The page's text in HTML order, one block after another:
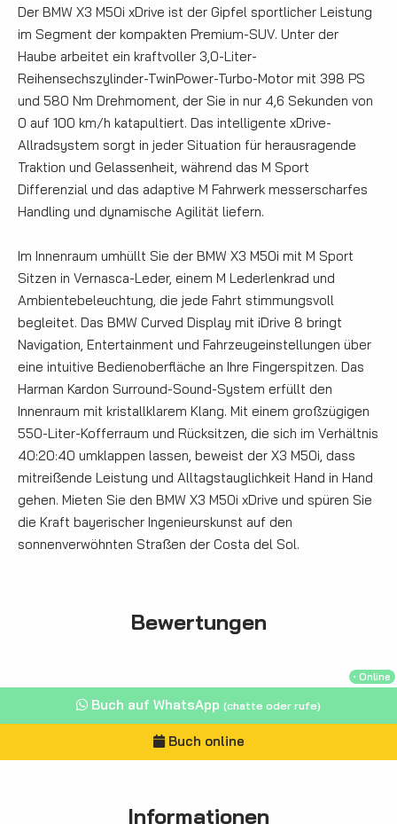
Der BMW X3 M50i xDrive ist der Gipfel sportlicher Leistung
im Segment der kompakten Premium-SUV. Unter der
Haube arbeitet ein kraftvoller 3,0-Liter-
Reihensechszylinder-TwinPower-Turbo-Motor mit 398 PS
und 580 Nm Drehmoment, der Sie in nur 4,6 Sekunden von
0 auf 100 km/h katapultiert. Das intelligente xDrive-
Allradsystem sorgt in jeder Situation für herausragende
Traktion und Gelassenheit, während das M Sport
Differenzial und das adaptive M Fahrwerk messerscharfes
Handling und dynamische Agilität liefern.
Im Innenraum umhüllt Sie der BMW X3 M50i mit M Sport
Sitzen in Vernasca-Leder, einem M Lederlenkrad und
Ambientebeleuchtung, die jede Fahrt stimmungsvoll
begleitet. Das BMW Curved Display mit iDrive 8 bringt
Navigation, Entertainment und Fahrzeugeinstellungen über
eine intuitive Bedienoberfläche an Ihre Fingerspitzen. Das
Harman Kardon Surround-Sound-System erfüllt den
Innenraum mit kristallklarem Klang. Mit einem großzügigen
550-Liter-Kofferraum und Rücksitzen, die sich im Verhältnis
40:20:40 umklappen lassen, beweist der X3 M50i, dass
mitreißende Leistung und Alltagstauglichkeit Hand in Hand
gehen. Mieten Sie den BMW X3 M50i xDrive und spüren Sie
die Kraft bayerischer Ingenieurskunst auf den
sonnenverwöhnten Straßen der Costa del Sol.
Bewertungen
・Online
Buch auf WhatsApp (chatte oder rufe)
Buch online
Informationen